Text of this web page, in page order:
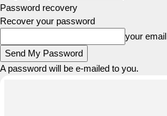
Password recovery
Recover your password
your email
A password will be e-mailed to you.